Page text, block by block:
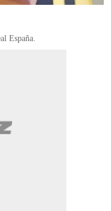
España.